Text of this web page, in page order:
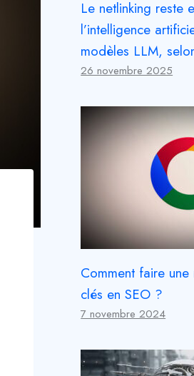
Le netlinking reste
l’intelligence
modèles LLM,
26 novembre 2025
Comment faire
clés en SEO ?
7 novembre 2024